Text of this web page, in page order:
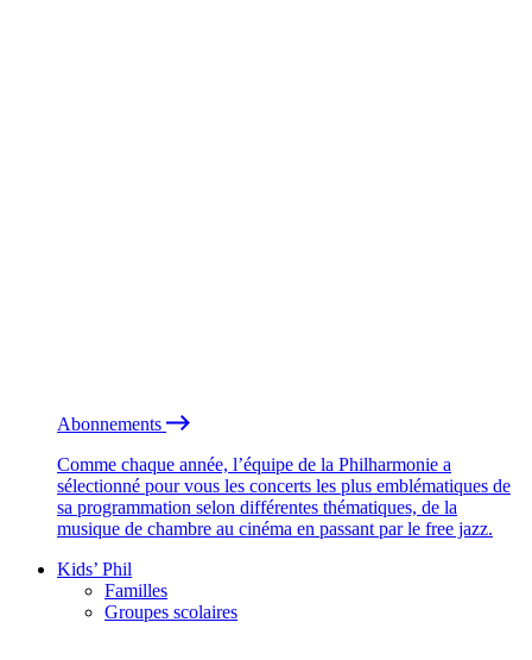
Abonnements
Comme chaque année, l’équipe de la Philharmonie a
sélectionné pour vous les concerts les plus emblématiques de
sa programmation selon différentes thématiques, de la
musique de chambre au cinéma en passant par le free jazz.
Kids’ Phil
Familles
Groupes scolaires